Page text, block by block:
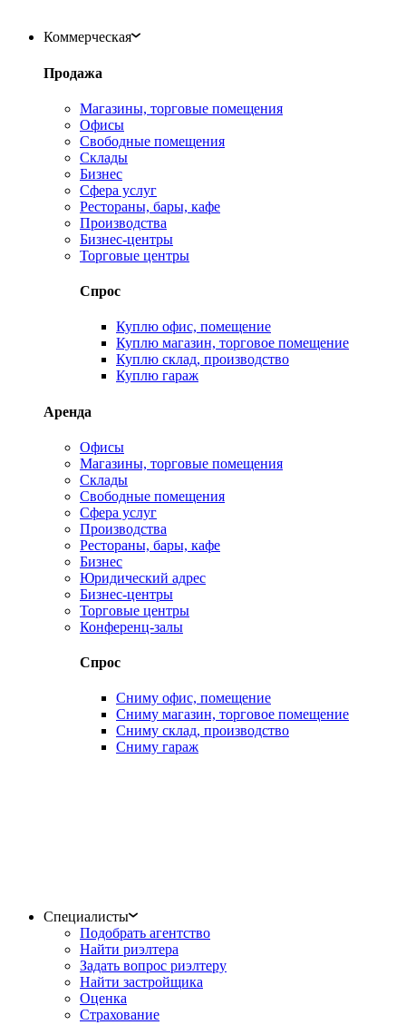
Коммерческая
Продажа
Магазины, торговые помещения
Офисы
Свободные помещения
Склады
Бизнес
Сфера услуг
Рестораны, бары, кафе
Производства
Бизнес-центры
Торговые центры
Спрос
Куплю офис, помещение
Куплю магазин, торговое помещение
Куплю склад, производство
Куплю гараж
Аренда
Офисы
Магазины, торговые помещения
Склады
Свободные помещения
Сфера услуг
Производства
Рестораны, бары, кафе
Бизнес
Юридический адрес
Бизнес-центры
Торговые центры
Конференц-залы
Спрос
Сниму офис, помещение
Сниму магазин, торговое помещение
Сниму склад, производство
Сниму гараж
Специалисты
Подобрать агентство
Найти риэлтера
Задать вопрос риэлтеру
Найти застройщика
Оценка
Страхование